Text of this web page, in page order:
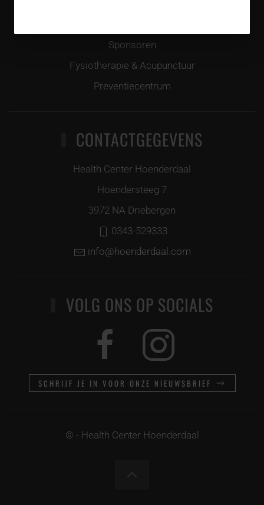
Sponsoren
Fysiotherapie & Acupunctuur
Preventiecentrum
CONTACTGEGEVENS
Health Center Hoenderdaal
Hoendersteeg 7
3972 NA Driebergen
0343-529333
info@hoenderdaal.com
VOLG ONS OP SOCIALS
SCHRIJF JE IN VOOR ONZE NIEUWSBRIEF
© - Health Center Hoenderdaal